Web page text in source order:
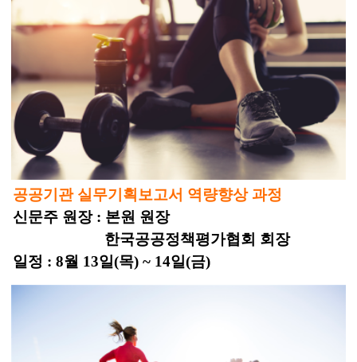
공공기관 실무기획보고서 역량향상 과정
신문주 원장 : 본원 원장
한국공공정책평가협회 회장
일정 : 8월 13일(목) ~ 14일(금)